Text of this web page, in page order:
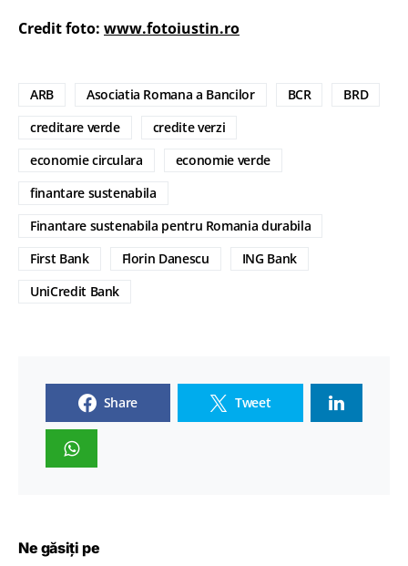
Credit foto: www.fotoiustin.ro
ARB Asociatia Romana a Bancilor BCR
BRD
creditare verde
credite verzi
economie circulara
economie verde
finantare sustenabila
Finantare sustenabila pentru Romania durabila
First Bank
Florin Danescu
ING Bank
UniCredit Bank
Share Tweet
Ne găsiți pe